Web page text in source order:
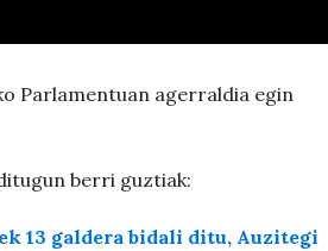
Parlamentuan agerraldia egin
berri guztiak:
13 galdera bidali ditu, Auzitegi